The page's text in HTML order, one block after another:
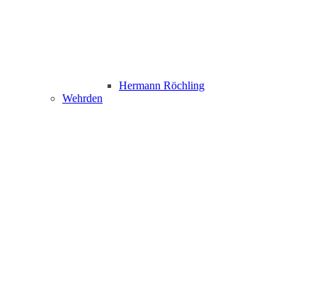
Hermann Röchling
Wehrden